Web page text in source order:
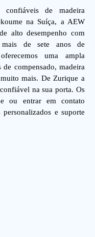
de madeira
na Suíça, a AEW
alto desempenho com
mais de sete anos de
uma ampla
compensado, madeira
mais. De Zurique a
na sua porta. Os
ou entrar em contato
e suporte